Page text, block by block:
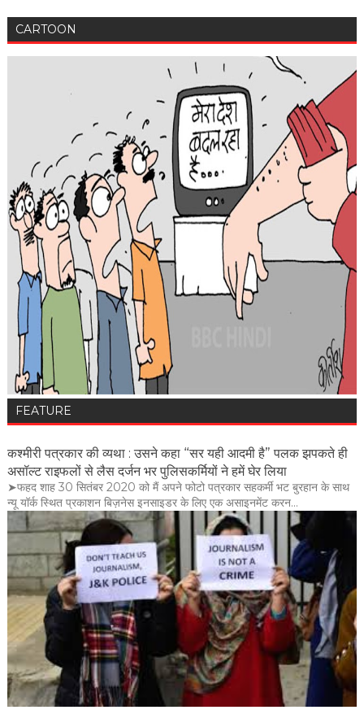
CARTOON
FEATURE
कश्मीरी पत्रकार की व्यथा : उसने कहा “सर यही आदमी है” पलक झपकते ही
असॉल्ट राइफलों से लैस दर्जन भर पुलिसकर्मियों ने हमें घेर लिया
➤फहद शाह 30 सितंबर 2020 को मैं अपने फोटो पत्रकार सहकर्मी भट बुरहान के साथ
न्यू यॉर्क स्थित प्रकाशन बिज़नेस इनसाइडर के लिए एक असाइनमेंट करन...